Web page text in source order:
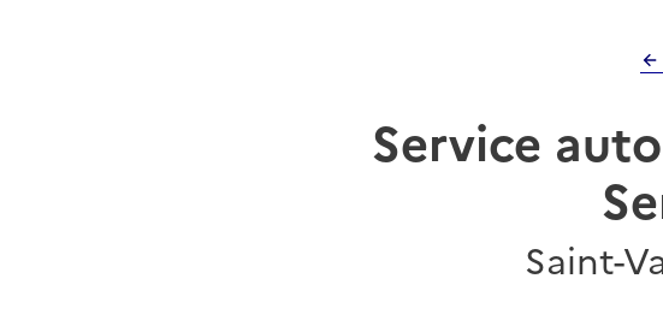
Service
Saint-